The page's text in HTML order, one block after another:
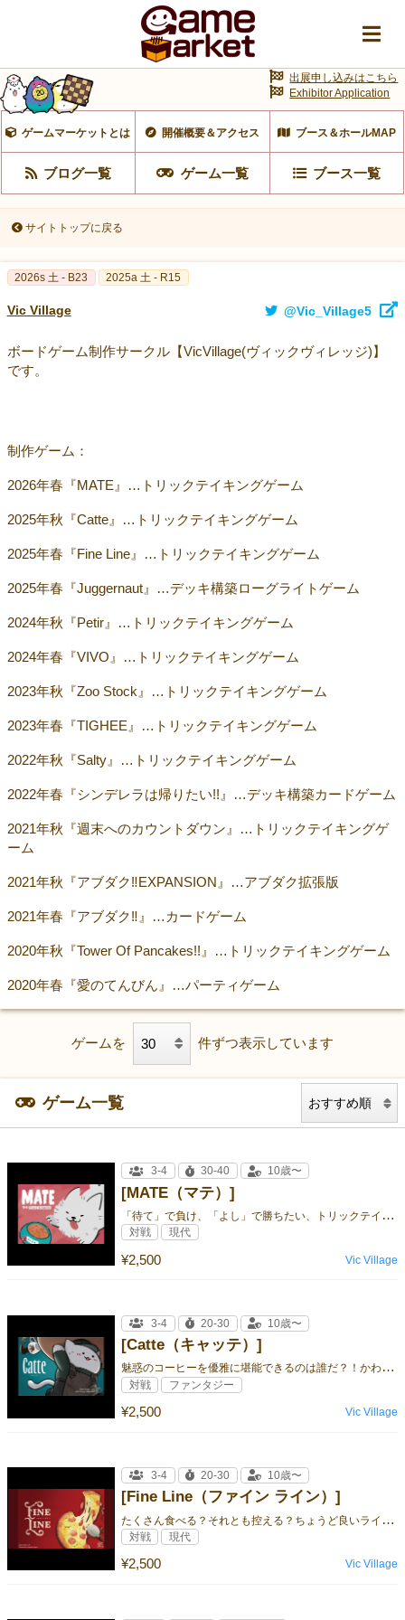
ゲームマーケットとは 開催概要＆アクセス ブース＆ホールMAP
ブログ一覧 ゲーム一覧 ブース一覧
出展申し込みはこちら
Exhibitor Application
サイトトップに戻る
2026s 土 - B23 2025a 土 - R15
Vic Village @Vic_Village5
ボードゲーム制作サークル【VicVillage(ヴィックヴィレッジ)】
です。
制作ゲーム：
2026年春『MATE』…トリックテイキングゲーム
2025年秋『Catte』…トリックテイキングゲーム
2025年春『Fine Line』…トリックテイキングゲーム
2025年春『Juggernaut』…デッキ構築ローグライトゲーム
2024年秋『Petir』…トリックテイキングゲーム
2024年春『VIVO』…トリックテイキングゲーム
2023年秋『Zoo Stock』…トリックテイキングゲーム
2023年春『TIGHEE』…トリックテイキングゲーム
2022年秋『Salty』…トリックテイキングゲーム
2022年春『シンデレラは帰りたい!!』…デッキ構築カードゲーム
2021年秋『週末へのカウントダウン』…トリックテイキングゲ
ーム
2021年秋『アブダク‼EXPANSION』…アブダク拡張版
2021年春『アブダク‼』…カードゲーム
2020年秋『Tower Of Pancakes!!』…トリックテイキングゲーム
2020年春『愛のてんびん』…パーティゲーム
ゲームを 件ずつ表示しています
ゲーム一覧
[MATE（マテ）]
「
待て」で負け、「よし」で勝ちたい、トリックテイキングゲーム！
¥2,500
3-4 30-40 10歳〜
対戦 現代
Vic Village
[Catte（キャッテ）]
魅
惑のコーヒーを優雅に堪能できるのは誰だ？！かわいくて悩ましいトリックテイキングゲーム！
¥2,500
3-4 20-30 10歳〜
対戦 ファンタジー
Vic Village
[Fine Line（ファイン ライン）]
た
くさん食べる？それとも控える？ちょうど良いラインを目指したい「紙一重」のトリックテイキング
¥2,500
3-4 20-30 10歳〜
対戦 現代
Vic Village